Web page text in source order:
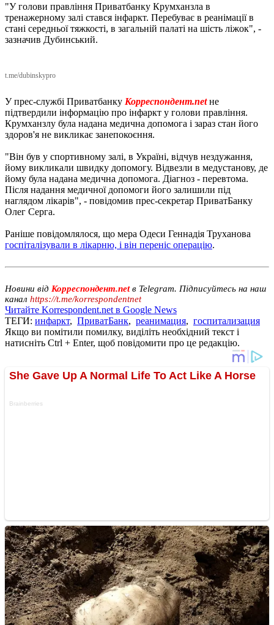
"У голови правління Приватбанку Крумханзла в
тренажерному залі стався інфаркт. Перебуває в реанімації в
стані середньої тяжкості, в загальній палаті на шість ліжок", -
зазначив Дубинський.
t.me/dubinskypro
У прес-службі Приватбанку Корреспондент.netне
підтвердили інформацію про інфаркт у голови правління.
Крумханзлу була надана медична допомога і зараз стан його
здоров'я не викликає занепокоєння.
"Він був у спортивному залі, в Україні, відчув нездужання,
йому викликали швидку допомогу. Відвезли в медустанову, де
йому була надана медична допомога. Діагноз - перевтома.
Після надання медичної допомоги його залишили під
наглядом лікарів", - повідомив прес-секретар ПриватБанку
Олег Серга.
Раніше повідомлялося, що мера Одеси Геннадія Труханова
госпіталізували в лікарню, і він переніс операцію.
Новини від Корреспондент.netв Telegram. Підписуйтесь на наш
канал https://t.me/korrespondentnet
Читайте Korrespondent.net в Google News
ТЕГИ: инфаркт, ПриватБанк, реанимация, госпитализация
Якщо ви помітили помилку, виділіть необхідний текст і
натисніть Ctrl + Enter, щоб повідомити про це редакцію.